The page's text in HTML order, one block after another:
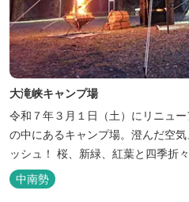
大滝峡キャンプ場
令和７年３月１日（土）にリニュ
の中にあるキャンプ場。澄んだ空
ッシュ！ 桜、新緑、紅葉と四季折
す。 紀勢自動車道「大宮大台Ic」
今年の営業は１２月１４日（日）
中南勢